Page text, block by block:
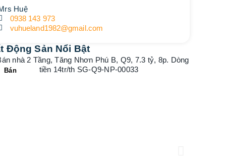
Huệ
0938 143 973
vuhueland1982@gmail.com
Động Sản Nổi Bật
Bán